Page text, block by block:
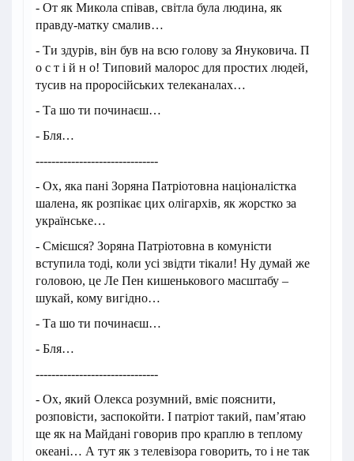
- От як Микола співав, світла була людина, як
правду-матку смалив…
- Ти здурів, він був на всю голову за Януковича. П
о с т і й н о! Типовий малорос для простих людей,
тусив на проросійських телеканалах…
- Та шо ти починаєш…
- Бля…
-------------------------------
- Ох, яка пані Зоряна Патріотовна націоналістка
шалена, як розпікає цих олігархів, як жорстко за
українське…
- Смієшся? Зоряна Патріотовна в комуністи
вступила тоді, коли усі звідти тікали! Ну думай же
головою, це Ле Пен кишенькового масштабу –
шукай, кому вигідно…
- Та шо ти починаєш…
- Бля…
-------------------------------
- Ох, який Олекса розумний, вміє пояснити,
розповісти, заспокойти. І патріот такий, пам’ятаю
ще як на Майдані говорив про краплю в теплому
океані… А тут як з телевізора говорить, то і не так